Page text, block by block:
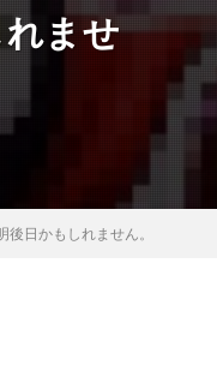
ませ
日かもしれません。